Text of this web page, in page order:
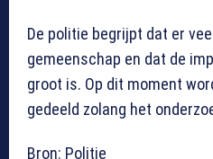
De politie begrijpt dat er
gemeenschap en dat de
groot is. Op dit moment
gedeeld zolang het
Bron: Politie